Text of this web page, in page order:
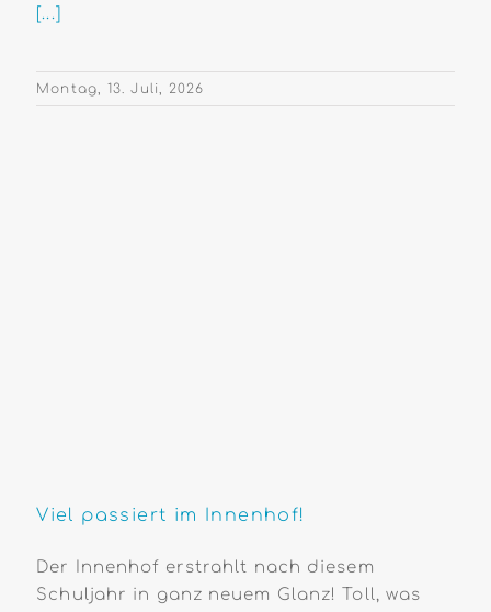
[...]
Montag, 13. Juli, 2026
Viel passiert im Innenhof!
Der Innenhof erstrahlt nach diesem
Schuljahr in ganz neuem Glanz! Toll, was